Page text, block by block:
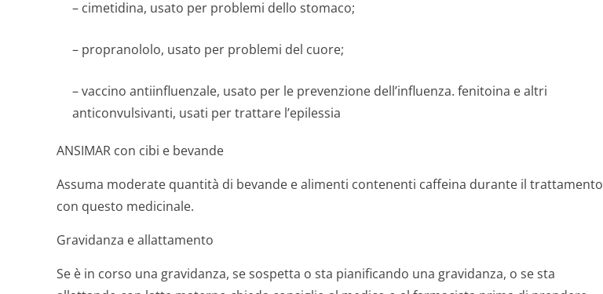
– cimetidina, usato per problemi dello stomaco;
– propranololo, usato per problemi del cuore;
– vaccino antiinfluenzale, usato per le prevenzione dell’influenza. fenitoina e altri
anticonvulsivanti, usati per trattare l’epilessia
ANSIMAR con cibi e bevande
Assuma moderate quantità di bevande e alimenti contenenti caffeina durante il trattamento
con questo medicinale.
Gravidanza e allattamento
Se è in corso una gravidanza, se sospetta o sta pianificando una gravidanza, o se sta